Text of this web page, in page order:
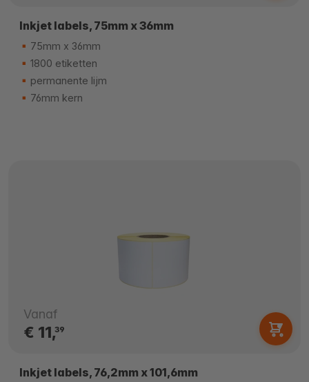
Inkjet labels, 75mm x 36mm
75mm x 36mm
1800 etiketten
permanente lijm
76mm kern
Vanaf
€ 11,39
Inkjet labels, 76,2mm x 101,6mm